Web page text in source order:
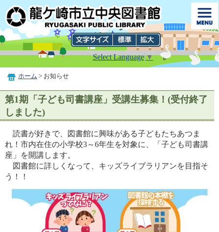
Select Language▼
ホーム > お知らせ
第1期「子ども司書講座」受講生募集！(受付終了
しました)
読書が好きで、図書館に興味がある子どもたちあつま
れ！市内在住の小学校3～6年生を対象に、「子ども司書講
座」を開講します。
図書館に詳しくなって、キッズライブラリアンを目指そ
う！！